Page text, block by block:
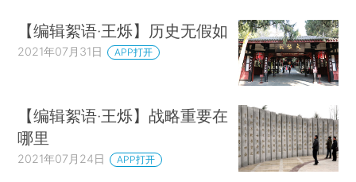
【编辑絮语·王烁】历史无假如
2021年07月31日 APP打开
【编辑絮语·王烁】战略重要在
哪里
2021年07月24日 APP打开